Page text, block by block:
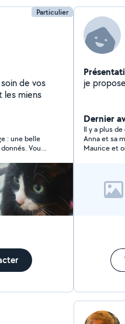
Particulier
de vos
les miens
: une belle
Vous
je
Dernier
Il y a plus
Anna et sa
Maurice et